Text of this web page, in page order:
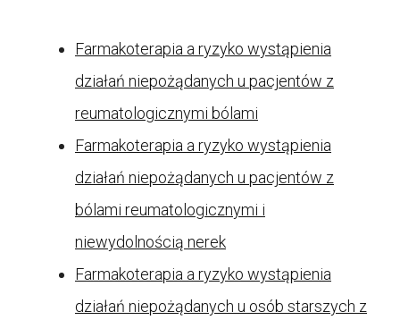
Farmakoterapia a ryzyko wystąpienia
działań niepożądanych u pacjentów z
reumatologicznymi bólami
Farmakoterapia a ryzyko wystąpienia
działań niepożądanych u pacjentów z
bólami reumatologicznymi i
niewydolnością nerek
Farmakoterapia a ryzyko wystąpienia
działań niepożądanych u osób starszych z